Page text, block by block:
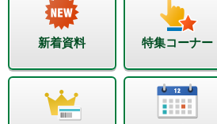
新着資料 特集コーナー